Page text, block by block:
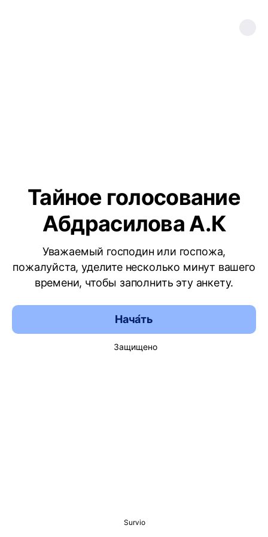
Тайное голосование
Абдрасилова А.К
Уважаемый господин или госпожа,
пожалуйста, уделите несколько минут вашего
времени, чтобы заполнить эту анкету.
Нача́ть
Защищено
Survio